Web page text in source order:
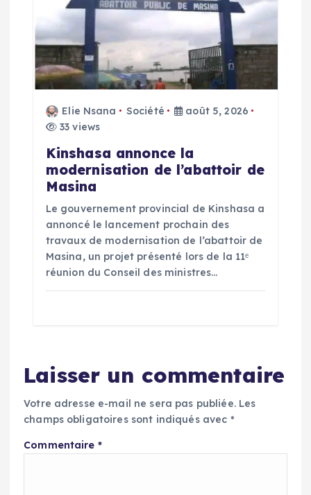
c
e
Elie Nsana Société
août 5, 2026
33 views
Kinshasa annonce la
modernisation de l’abattoir de
Masina
Le gouvernement provincial de Kinshasa a
annoncé le lancement prochain des
travaux de modernisation de l’abattoir de
Masina, un projet présenté lors de la 11ᵉ
réunion du Conseil des ministres…
Laisser un commentaire
Votre adresse e-mail ne sera pas publiée. Les
champs obligatoires sont indiqués avec *
Commentaire *